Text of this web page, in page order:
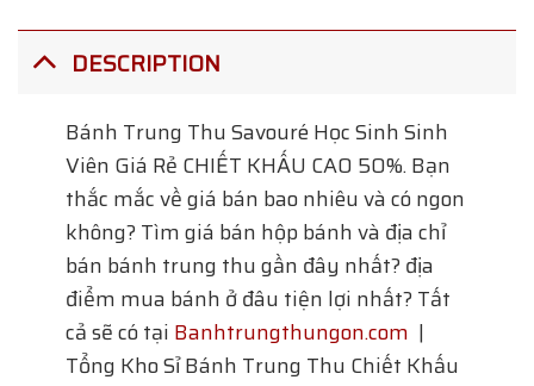
DESCRIPTION
Bánh Trung Thu Savouré Học Sinh Sinh
Viên Giá Rẻ CHIẾT KHẤU CAO 50%. Bạn
thắc mắc về giá bán bao nhiêu và có ngon
không? Tìm giá bán hộp bánh và địa chỉ
bán bánh trung thu gần đây nhất? địa
điểm mua bánh ở đâu tiện lợi nhất? Tất
cả sẽ có tại Banhtrungthungon.com |
Tổng Kho Sỉ Bánh Trung Thu Chiết Khấu